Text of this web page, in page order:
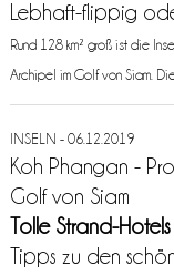
Lebhaft-flippig
Rund 128 km² groß ist die
Archipel im Golf von Siam.
INSELN - 06.12.2019
Koh Phangan -
Golf von Siam
Tolle Strand-
Tipps zu den